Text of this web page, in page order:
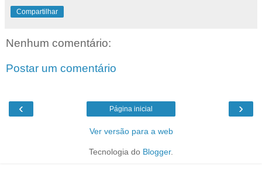
Compartilhar
Nenhum comentário:
Postar um comentário
‹ ›
Página inicial
Ver versão para a web
Tecnologia do Blogger.